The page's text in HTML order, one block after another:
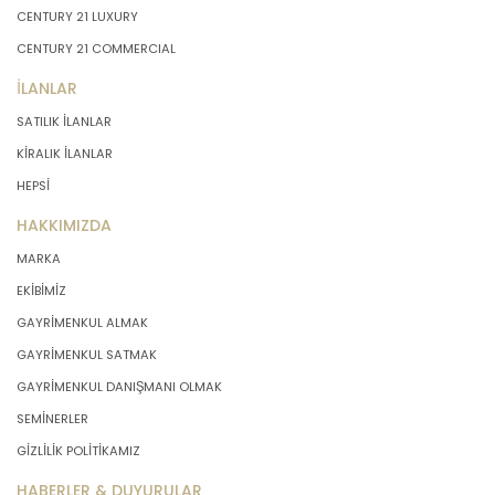
önce veri sahiplerinin bilgisine
sunmakla yükümlüdür. Kişisel veriler
amaçlar dışında işlenmeyecektir..
4. İşlendikleri Amaçla Bağlantılı, Sınırlı
GAYRİMENKUL SATIŞ VE PAZARLAMA
A.Ş. kişisel verileri belirlenen
amaçların gerçekleştirilmesine
amacın gerçekleştirilmesi ile ilgili
olmayan veya ihtiyaç duyulmayan
kaçınacaktır.
CENTURY 21 LUXURY
CENTURY 21 COMMERCIAL
İLANLAR
SATILIK İLANLAR
KİRALIK İLANLAR
HEPSİ
HAKKIMIZDA
MARKA
EKİBİMİZ
GAYRİMENKUL ALMAK
GAYRİMENKUL SATMAK
GAYRİMENKUL DANIŞMANI OLMAK
SEMİNERLER
GİZLİLİK POLİTİKAMIZ
HABERLER & DUYURULAR